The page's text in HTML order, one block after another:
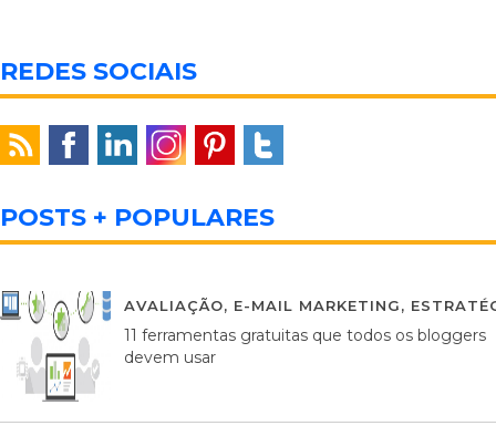
REDES SOCIAIS
POSTS + POPULARES
AVALIAÇÃO, E-MAIL MARKETING,
11 ferramentas gratuitas que todos os bloggers
devem usar